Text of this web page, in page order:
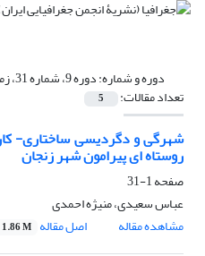
دوره و شماره:دوره 9، شماره 31، زمستان 1390
تعداد مقالات: 5
شهرگی و دگردیسی ساختاری-
روستاه ای پیرامون شهر زنجان
صفحه1-31
عباس سعیدی، منیژه احمدی
مشاهده مقاله
اصل مقاله 1.86 M